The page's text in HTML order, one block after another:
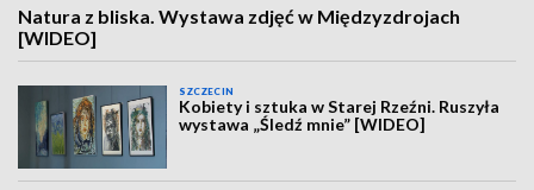
Natura z bliska. Wystawa zdjęć w Międzyzdrojach
[WIDEO]
SZCZECIN
Kobiety i sztuka w Starej Rzeźni. Ruszyła
wystawa „Śledź mnie” [WIDEO]